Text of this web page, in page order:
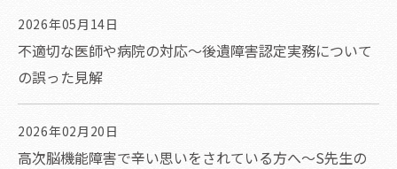
2026年05月14日
不適切な医師や病院の対応～後遺障害認定実務について
の誤った見解
2026年02月20日
高次脳機能障害で辛い思いをされている方へ～S先生の